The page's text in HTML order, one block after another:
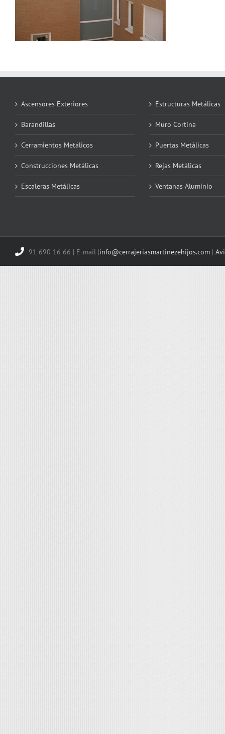
Ascensores Exteriores
Barandillas
Cerramientos Metálicos
Construcciones Metálicas
Escaleras Metálicas
Estructuras Metálicas
Muro Cortina
Puertas Metálicas
Rejas Metálicas
Ventanas Aluminio
91 690 16 66 | E-mail |info@cerrajeriasmartinezehijos.com |